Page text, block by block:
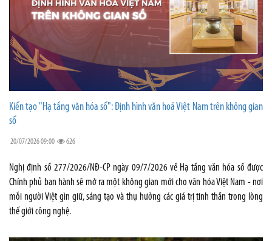
Kiến tạo "Hạ tầng văn hóa số": Định hình văn hoá Việt Nam trên không gian
số
20/07/2026 09:00 626
Nghị định số 277/2026/NĐ-CP ngày 09/7/2026 về Hạ tầng văn hóa số được
Chính phủ ban hành sẽ mở ra một không gian mới cho văn hóa Việt Nam - nơi
mỗi người Việt gìn giữ, sáng tạo và thụ hưởng các giá trị tinh thần trong lòng
thế giới công nghệ.